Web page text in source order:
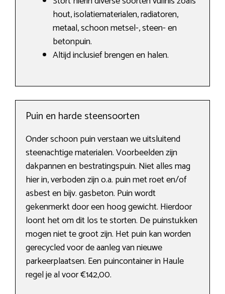
hout, isolatiematerialen, radiatoren,
metaal, schoon metsel-, steen- en
betonpuin.
Altijd inclusief brengen en halen.
Puin en harde steensoorten
Onder schoon puin verstaan we uitsluitend
steenachtige materialen. Voorbeelden zijn
dakpannen en bestratingspuin. Niet alles mag
hier in, verboden zijn o.a. puin met roet en/of
asbest en bijv. gasbeton. Puin wordt
gekenmerkt door een hoog gewicht. Hierdoor
loont het om dit los te storten. De puinstukken
mogen niet te groot zijn. Het puin kan worden
gerecycled voor de aanleg van nieuwe
parkeerplaatsen. Een puincontainer in Haule
regel je al voor €142,00.